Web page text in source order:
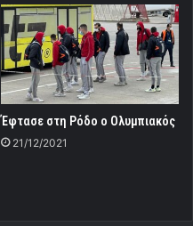
Έφτασε στη Ρόδο ο Ολυμπιακός
21/12/2021